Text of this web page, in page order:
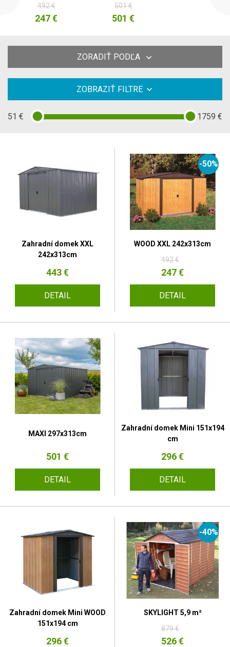
492 €
247 €
501 €
501 €
ZORADIŤ PODĽA
ZOBRAZIŤ FILTRE
51 € 1759 €
Zahradní domek XXL
242x313cm
443 €
DETAIL
-50%
WOOD XXL 242x313cm
492 €
247 €
DETAIL
MAXI 297x313cm
501 €
DETAIL
Zahradní domek Mini 151x194
cm
296 €
DETAIL
Zahradní domek Mini WOOD
151x194 cm
296 €
-40%
SKYLIGHT 5,9 m²
879 €
526 €